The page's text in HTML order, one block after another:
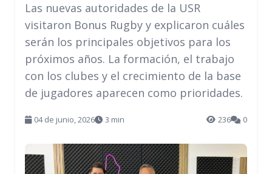
Las nuevas autoridades de la USR
visitaron Bonus Rugby y explicaron cuáles
serán los principales objetivos para los
próximos años. La formación, el trabajo
con los clubes y el crecimiento de la base
de jugadores aparecen como prioridades.
04 de junio, 2026 3 min 236 0